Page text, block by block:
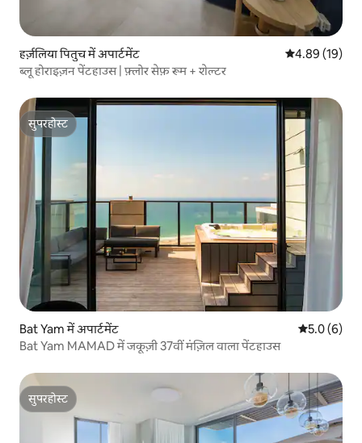
हर्ज़लिया पितुच में अपार्टमेंट औसत रेटिंग 5 में
4.89 (19)
ब्लू होराइज़न पेंटहाउस | फ़्लोर सेफ़ रूम + शेल्टर
सुपरहोस्ट
सुपरहोस्ट
Bat Yam में अपार्टमेंट औसत रेटिंग 5
5.0 (6)
Bat Yam MAMAD में जकूज़ी 37वीं मंज़िल वाला पेंटहाउस
सुपरहोस्ट
सुपरहोस्ट